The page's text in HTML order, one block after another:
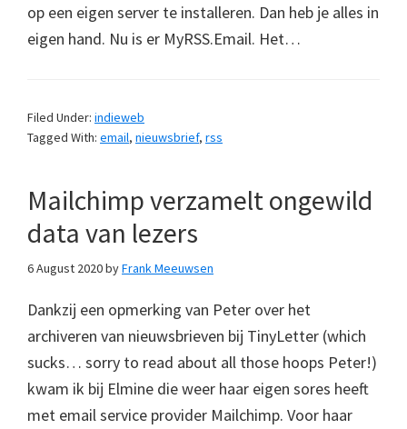
op een eigen server te installeren. Dan heb je alles in
eigen hand. Nu is er MyRSS.Email. Het…
Filed Under: indieweb
Tagged With: email, nieuwsbrief, rss
Mailchimp verzamelt ongewild
data van lezers
6 August 2020byFrank Meeuwsen
Dankzij een opmerking van Peter over het
archiveren van nieuwsbrieven bij TinyLetter (which
sucks… sorry to read about all those hoops Peter!)
kwam ik bij Elmine die weer haar eigen sores heeft
met email service provider Mailchimp. Voor haar